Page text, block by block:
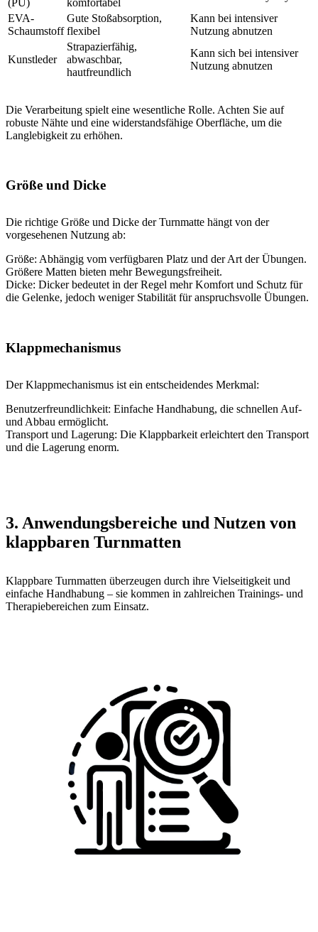
EVA-
Schaumstoff
Gute Stoßabsorption,
flexibel
Kann bei intensiver
Nutzung abnutzen
Kunstleder
Strapazierfähig,
abwaschbar,
hautfreundlich
Kann sich bei intensiver
Nutzung abnutzen
Die Verarbeitung spielt eine wesentliche Rolle. Achten Sie auf
robuste Nähte und eine widerstandsfähige Oberfläche, um die
Langlebigkeit zu erhöhen.
Größe und Dicke
Die richtige Größe und Dicke der Turnmatte hängt von der
vorgesehenen Nutzung ab:
Größe: Abhängig vom verfügbaren Platz und der Art der Übungen.
Größere Matten bieten mehr Bewegungsfreiheit.
Dicke: Dicker bedeutet in der Regel mehr Komfort und Schutz für
die Gelenke, jedoch weniger Stabilität für anspruchsvolle Übungen.
Klappmechanismus
Der Klappmechanismus ist ein entscheidendes Merkmal:
Benutzerfreundlichkeit: Einfache Handhabung, die schnellen Auf-
und Abbau ermöglicht.
Transport und Lagerung: Die Klappbarkeit erleichtert den Transport
und die Lagerung enorm.
3. Anwendungsbereiche und Nutzen von
klappbaren Turnmatten
Klappbare Turnmatten überzeugen durch ihre Vielseitigkeit und
einfache Handhabung – sie kommen in zahlreichen Trainings- und
Therapiebereichen zum Einsatz.